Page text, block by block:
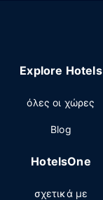
Explore Hotels
όλες οι χώρες
Blog
HotelsOne
σχετικά με